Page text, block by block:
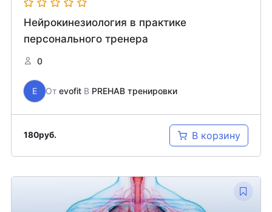
Нейрокинезиология в практике
персонального тренера
0
E От evofitВ PREHAB тренировки
180руб. В корзину